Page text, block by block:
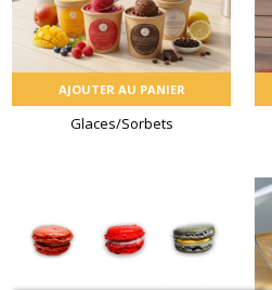
AJOUTER AU PANIER
Glaces/Sorbets